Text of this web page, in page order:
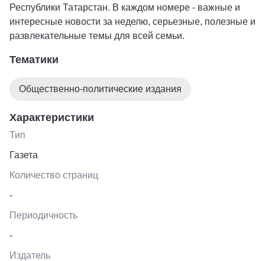
Республики Татарстан. В каждом номере - важные и
интересные новости за неделю, серьезные, полезные и
развлекательные темы для всей семьи.
Тематики
Общественно-политические издания
Характеристики
Тип
Газета
Количество страниц
-
Периодичность
-
Издатель